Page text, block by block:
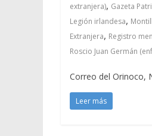
extranjera), Gazeta
Legión irlandesa,
Extranjera, Registro
Roscio Juan Germán
Correo del Orinoco,
Leer más